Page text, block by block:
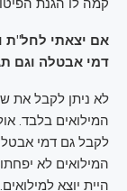
קמה לו הגנת הפיטורים
אם יצאתי לחל"ת
דמי אבטלה וגם
לא ניתן לקבל את
המילואים בלבד.
לקבל גם דמי
המילואים לא
היית יוצא למילואים.